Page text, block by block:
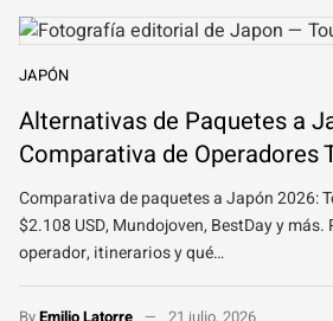
JAPÓN
Alternativas de Paquetes a
Comparativa de Operadores
Comparativa de paquetes a Japón 2026:
$2.108 USD, Mundojoven, BestDay y más.
operador, itinerarios y qué…
ByEmilio Latorre 21 julio, 2026